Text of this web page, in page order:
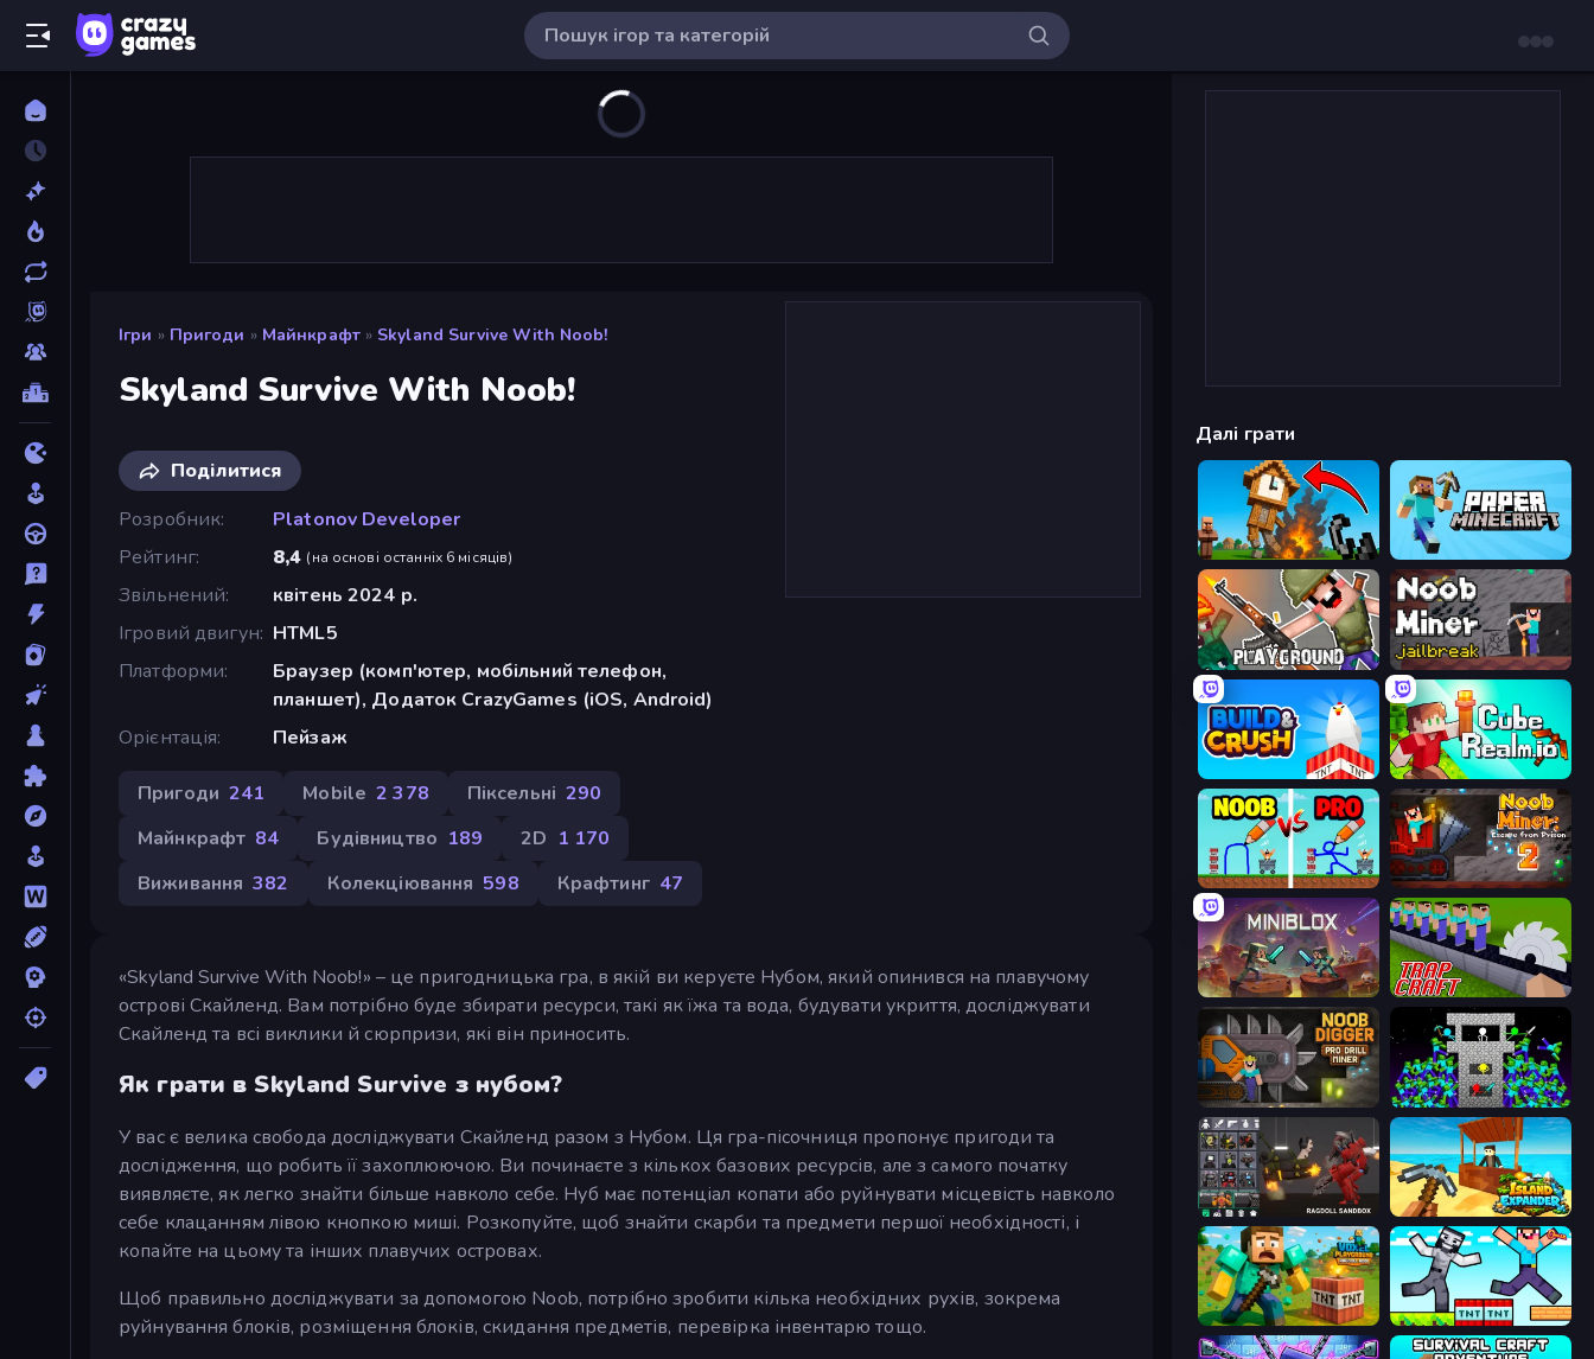
Ігри » Пригоди » Майнкрафт » Skyland Survive With Noob!
Skyland Survive With Noob!
Поділитися
Розробник
Platonov Developer
Рейтинг
8,4 (на основі останніх 6 місяців)
Звільнений
квітень 2024 р.
Ігровий двигун HTML5
Платформи
Браузер (комп'ютер, мобільний телефон,
планшет), Додаток CrazyGames (iOS, Android)
Орієнтація
Пейзаж
Пригоди 241 Mobile 2 378 Піксельні 290
Майнкрафт 84 Будівництво 189 2D 1 170
Виживання 382 Колекціювання 598 Крафтинг 47
«Skyland Survive With Noob!» – це пригодницька гра, в якій ви керуєте Нубом, який опинився на плавучому
острові Скайленд. Вам потрібно буде збирати ресурси, такі як їжа та вода, будувати укриття, досліджувати
Скайленд та всі виклики й сюрпризи, які він приносить.
Як грати в Skyland Survive з нубом?
У вас є велика свобода досліджувати Скайленд разом з Нубом. Ця гра-пісочниця пропонує пригоди та
дослідження, що робить її захоплюючою. Ви починаєте з кількох базових ресурсів, але з самого початку
виявляєте, як легко знайти більше навколо себе. Нуб має потенціал копати або руйнувати місцевість навколо
себе клацанням лівою кнопкою миші. Розкопуйте, щоб знайти скарби та предмети першої необхідності, і
копайте на цьому та інших плавучих островах.
Щоб правильно досліджувати за допомогою Noob, потрібно зробити кілька необхідних рухів, зокрема
руйнування блоків, розміщення блоків, скидання предметів, перевірка інвентарю тощо.
Далі грати
Noob Fuse Paper Minecraft
Playground Noob Miner: Escape From Prison
Build and Crush CubeRealm.io
DOP Noob: Draw to Save Noob Miner 2: Escape From Prison
Miniblox Trap Craft
Noob Digger: Pro Drill Miner Stick Epic Fighter
Last Play: Ragdoll Sandbox Island Expander
Voxel Playground: Ragdoll Noob Noob Gigachad: Parkour Tricks Challenge